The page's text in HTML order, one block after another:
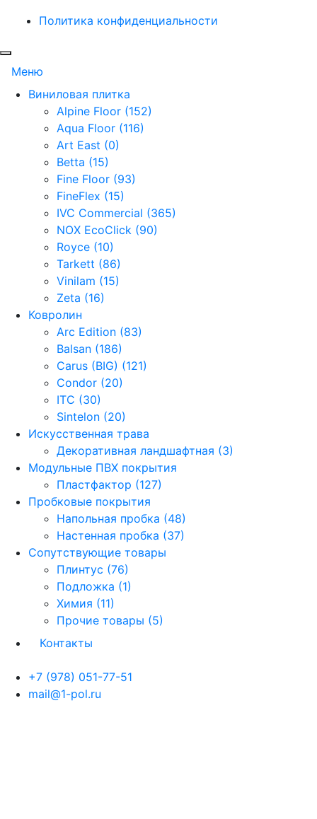
Политика конфиденциальности
Меню
Виниловая плитка
Alpine Floor (152)
Aqua Floor (116)
Art East (0)
Betta (15)
Fine Floor (93)
FineFlex (15)
IVC Commercial (365)
NOX EcoClick (90)
Royce (10)
Tarkett (86)
Vinilam (15)
Zeta (16)
Ковролин
Arc Edition (83)
Balsan (186)
Carus (BIG) (121)
Condor (20)
ITC (30)
Sintelon (20)
Искусственная трава
Декоративная ландшафтная (3)
Модульные ПВХ покрытия
Пластфактор (127)
Пробковые покрытия
Напольная пробка (48)
Настенная пробка (37)
Сопутствующие товары
Плинтус (76)
Подложка (1)
Химия (11)
Прочие товары (5)
Контакты
+7 (978) 051-77-51
mail@1-pol.ru